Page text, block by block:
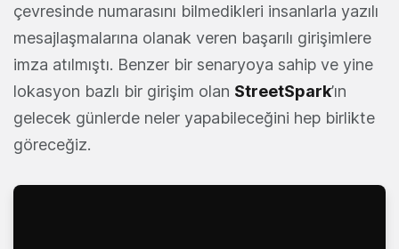
çevresinde numarasını bilmedikleri insanlarla yazılı
mesajlaşmalarına olanak veren başarılı girişimlere
imza atılmıştı. Benzer bir senaryoya sahip ve yine
lokasyon bazlı bir girişim olan StreetSpark’ın
gelecek günlerde neler yapabileceğini hep birlikte
göreceğiz.